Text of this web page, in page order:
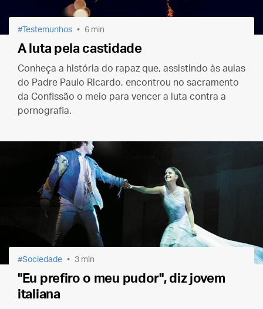
Testemunhos 6 min
A luta pela castidade
Conheça a história do rapaz que, assistindo às aulas
do Padre Paulo Ricardo, encontrou no sacramento
da Confissão o meio para vencer a luta contra a
pornografia.
Sociedade 3 min
"Eu prefiro o meu pudor", diz jovem
italiana